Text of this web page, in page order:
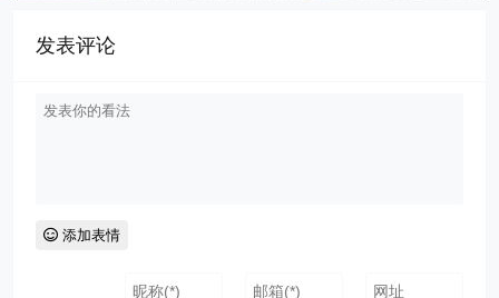
发表评论
添加表情